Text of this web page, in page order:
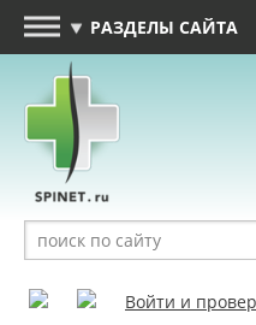
РАЗДЕЛЫ САЙТА
Войти и